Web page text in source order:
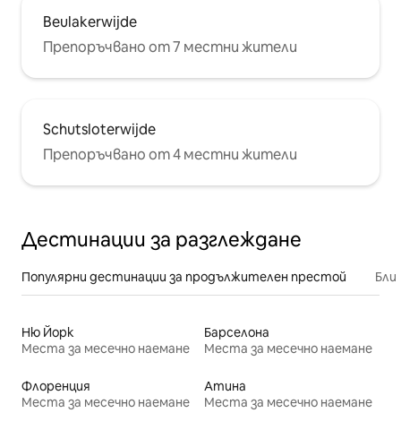
Beulakerwijde
Препоръчвано от 7 местни жители
Schutsloterwijde
Препоръчвано от 4 местни жители
Дестинации за разглеждане
Популярни дестинации за продължителен престой
Ню Йорк
Места за месечно наемане
Барселона
Места за месечно наемане
Флоренция
Места за месечно наемане
Атина
Места за месечно наемане